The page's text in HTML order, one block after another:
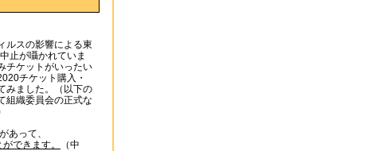
ルスの影響による東
止が囁かれていま
チケットがいったい
チケット購入・
みました。（以下の
組織委員会の正式な
あって、
できます。
（中